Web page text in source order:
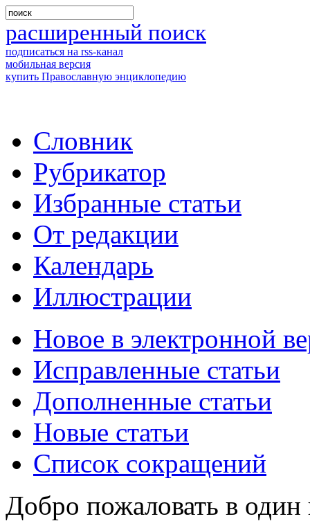
расширенный поиск
подписаться на rss-канал
мобильная версия
купить Православную энциклопедию
Словник
Рубрикатор
Избранные статьи
От редакции
Календарь
Иллюстрации
Новое в электронной
Исправленные статьи
Дополненные статьи
Новые статьи
Список сокращений
Добро пожаловать в